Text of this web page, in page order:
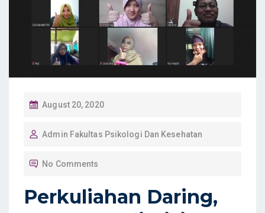
P
S
O
August 20, 2020
Admin Fakultas Psikologi Dan Kesehatan
No Comments
Perkuliahan Daring,